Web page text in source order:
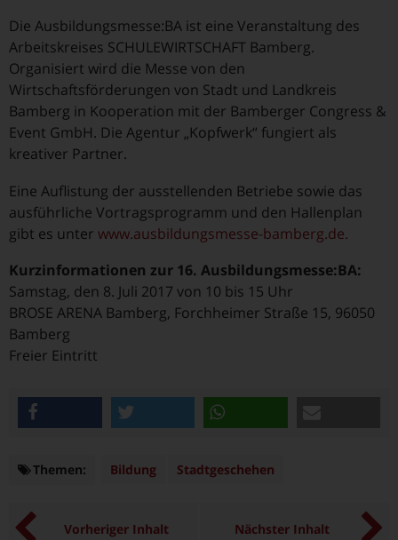
Die Ausbildungsmesse:BA ist eine Veranstaltung des
Arbeitskreises SCHULEWIRTSCHAFT Bamberg.
Organisiert wird die Messe von den
Wirtschaftsförderungen von Stadt und Landkreis
Bamberg in Kooperation mit der Bamberger Congress &
Event GmbH. Die Agentur „Kopfwerk“ fungiert als
kreativer Partner.
Eine Auflistung der ausstellenden Betriebe sowie das
ausführliche Vortragsprogramm und den Hallenplan
gibt es unter www.ausbildungsmesse-bamberg.de.
Kurzinformationen zur 16. Ausbildungsmesse:BA:
Samstag, den 8. Juli 2017 von 10 bis 15 Uhr
BROSE ARENA Bamberg, Forchheimer Straße 15, 96050
Bamberg
Freier Eintritt
Themen: Themen
Bildung Stadtgeschehen
Vorheriger Inhalt Nächster Inhalt